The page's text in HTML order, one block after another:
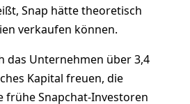
Snap hätte theoretisch
verkaufen können.
das Unternehmen über 3,4
Kapital freuen, die
frühe Snapchat-Investoren